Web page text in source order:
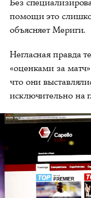
помощи это
объясняет Мериги.
Негласная правда
«оценками за
что они
исключительно на